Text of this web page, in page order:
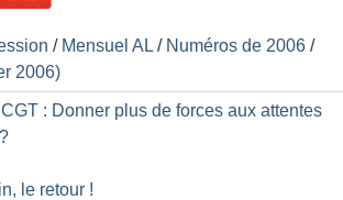
/ Mensuel AL / Numéros de 2006 /
2006)
: Donner plus de forces aux attentes
?
le retour !